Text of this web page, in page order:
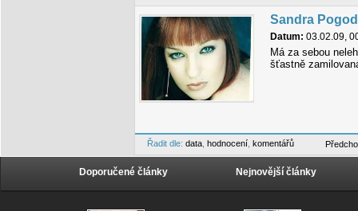
Sandra
Datum: 03.02.09,
Má za sebou
šťastně
Řadit dle: data hodnocení komentářů
Doporučené články Nejnovější články